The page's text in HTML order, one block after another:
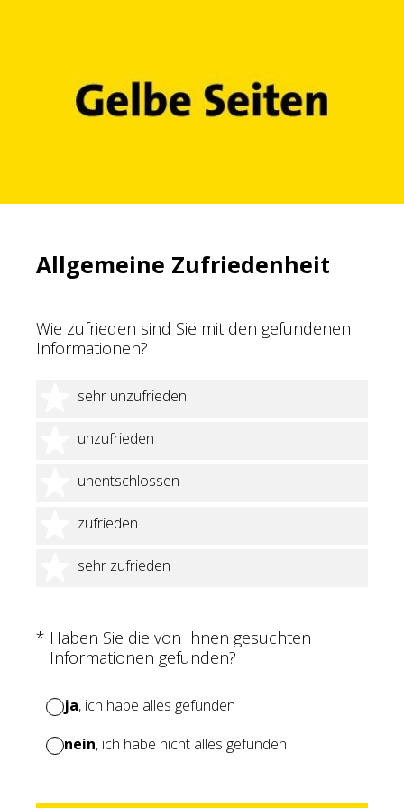
Allgemeine Zufriedenheit
Wie zufrieden sind Sie mit den gefundenen
Informationen?
sehr unzufrieden
1 Stern
unzufrieden
2 Sterne
unentschlossen
3 Sterne
zufrieden
4 Sterne
sehr zufrieden
5 Sterne
* Haben Sie die von Ihnen gesuchten
Informationen gefunden?
(Erforderlich.)
ja, ich habe alles gefunden
nein, ich habe nicht alles gefunden